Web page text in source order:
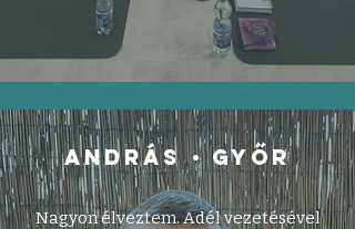
András•győr
Nagyon élveztem. Adél vezetésével